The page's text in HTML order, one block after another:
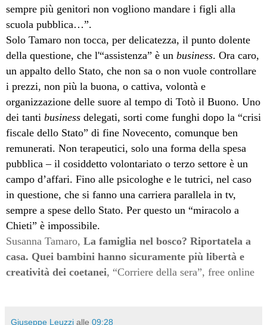
sempre più genitori non vogliono mandare i figli alla
scuola pubblica…”.
Solo Tamaro non tocca, per delicatezza, il punto dolente
della questione, che l'“assistenza” è un business. Ora caro,
un appalto dello Stato, che non sa o non vuole controllare
i prezzi, non più la buona, o cattiva, volontà e
organizzazione delle suore al tempo di Totò il Buono. Uno
dei tanti business delegati, sorti come funghi dopo la “crisi
fiscale dello Stato” di fine Novecento, comunque ben
remunerati. Non terapeutici, solo una forma della spesa
pubblica – il cosiddetto volontariato o terzo settore è un
campo d’affari. Fino alle psicologhe e le tutrici, nel caso
in questione, che si fanno una carriera parallela in tv,
sempre a spese dello Stato. Per questo un “miracolo a
Chieti” è impossibile.
Susanna Tamaro, La famiglia nel bosco? Riportatela a
casa. Quei bambini hanno sicuramente più libertà e
creatività dei coetanei, “Corriere della sera”, free online
Giuseppe Leuzzi alle 09:28